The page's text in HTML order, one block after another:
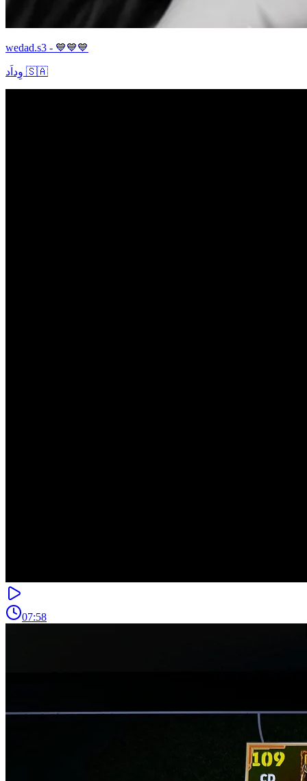
wedad.s3 - 💙💙💙
وِداَد 🇸🇦
07:58